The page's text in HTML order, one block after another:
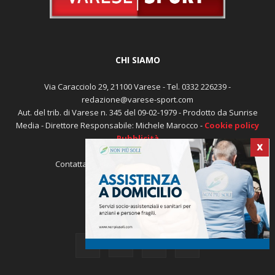
X
CHI SIAMO
Via Caracciolo 29, 21100 Varese - Tel. 0332 226239 -
redazione@varese-sport.com
Aut. del trib. di Varese n. 345 del 09-02-1979 - Prodotto da Sunrise
Media - Direttore Responsabile: Michele Marocco - Cookie policy
Pubblicità
Contattaci: redazione@varese-sport.com
SEGUICI